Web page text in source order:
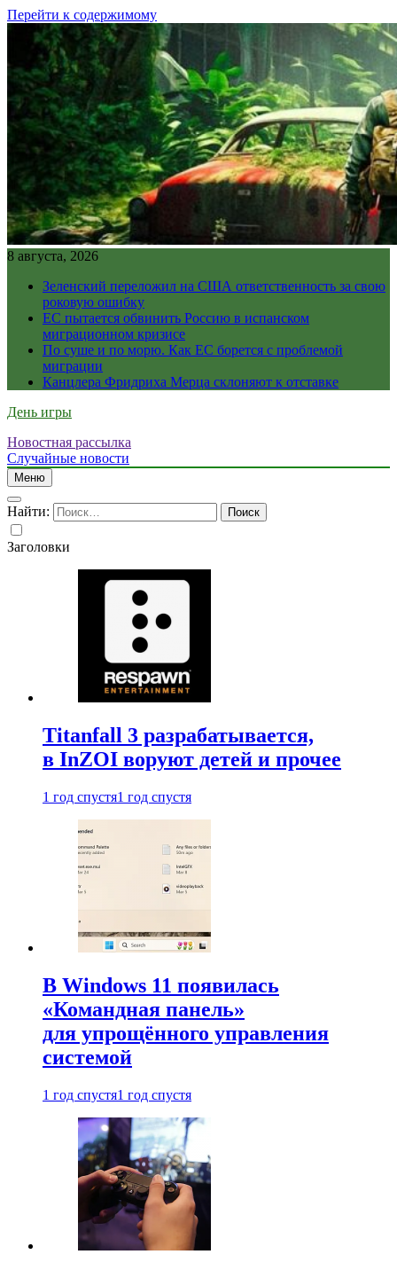
Перейти к содержимому
8 августа, 2026
Зеленский переложил на США ответственность за свою
роковую ошибку
ЕС пытается обвинить Россию в испанском
миграционном кризисе
По суше и по морю. Как ЕС борется с проблемой
миграции
Канцлера Фридриха Мерца склоняют к отставке
День игры
Новостная рассылка
Случайные новости
Меню
Найти:
Заголовки
Titanfall 3 разрабатывается,
в InZOI воруют детей и прочее
1 год спустя1 год спустя
В Windows 11 появилась
«Командная панель»
для упрощённого управления
системой
1 год спустя1 год спустя